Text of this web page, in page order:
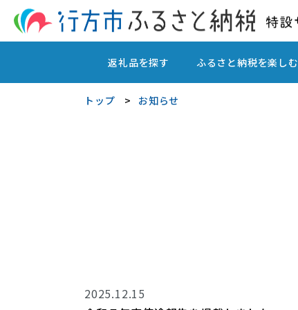
返礼品を探す ふるさと納税を楽しむ
トップ お知らせ
2025.12.15